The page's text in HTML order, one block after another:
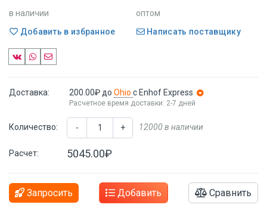
в наличии
оптом
Добавить в избранное
Написать поставщику
Доставка: 200.00₽ до Ohio с Enhof Express
Расчетное время доставки: 2-7 дней
Количество: - + 12000 в наличии
Расчет: 5045.00₽
Запросить Добавить Сравнить